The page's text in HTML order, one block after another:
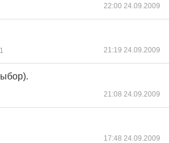
22:00 24.09.2009
21:19 24.09.2009
21:08 24.09.2009
17:48 24.09.2009